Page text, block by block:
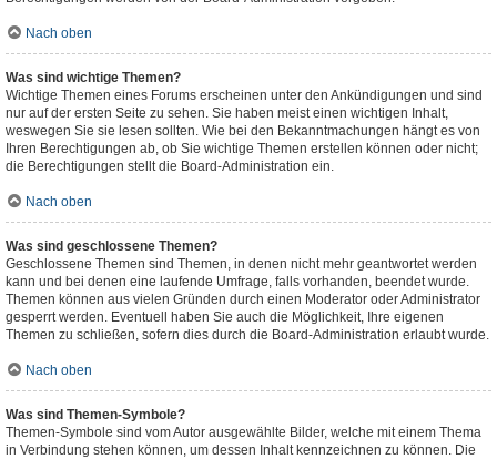
Nach oben
Was sind wichtige Themen?
Wichtige Themen eines Forums erscheinen unter den Ankündigungen und sind
nur auf der ersten Seite zu sehen. Sie haben meist einen wichtigen Inhalt,
weswegen Sie sie lesen sollten. Wie bei den Bekanntmachungen hängt es von
Ihren Berechtigungen ab, ob Sie wichtige Themen erstellen können oder nicht;
die Berechtigungen stellt die Board-Administration ein.
Nach oben
Was sind geschlossene Themen?
Geschlossene Themen sind Themen, in denen nicht mehr geantwortet werden
kann und bei denen eine laufende Umfrage, falls vorhanden, beendet wurde.
Themen können aus vielen Gründen durch einen Moderator oder Administrator
gesperrt werden. Eventuell haben Sie auch die Möglichkeit, Ihre eigenen
Themen zu schließen, sofern dies durch die Board-Administration erlaubt wurde.
Nach oben
Was sind Themen-Symbole?
Themen-Symbole sind vom Autor ausgewählte Bilder, welche mit einem Thema
in Verbindung stehen können, um dessen Inhalt kennzeichnen zu können. Die